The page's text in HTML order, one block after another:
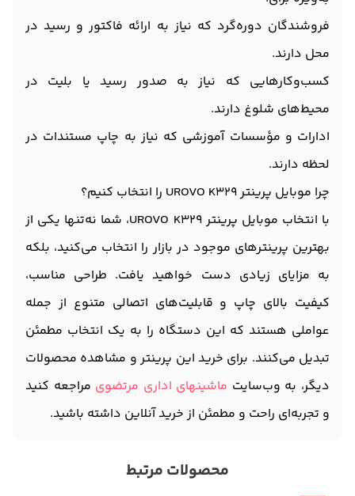
فروشندگان دوره‌گرد که نیاز به ارائه فاکتور و رسید در
محل دارند.
کسب‌وکارهایی که نیاز به صدور رسید یا بلیت در
محیط‌های شلوغ دارند.
ادارات و مؤسسات آموزشی که نیاز به چاپ مستندات در
لحظه دارند.
چرا موبایل پرینتر UROVO K329 را انتخاب کنیم؟
با انتخاب موبایل پرینتر UROVO K329، شما نه‌تنها یکی از
بهترین پرینترهای موجود در بازار را انتخاب می‌کنید، بلکه
به مزایای زیادی دست خواهید یافت. طراحی مناسب،
کیفیت بالای چاپ و قابلیت‌های اتصالی متنوع از جمله
عواملی هستند که این دستگاه را به یک انتخاب مطمئن
تبدیل می‌کنند. برای خرید این پرینتر و مشاهده محصولات
دیگر، به وب‌سایت ماشینهای اداری مرتضوی مراجعه کنید
و تجربه‌ای راحت و مطمئن از خرید آنلاین داشته باشید.
محصولات مرتبط